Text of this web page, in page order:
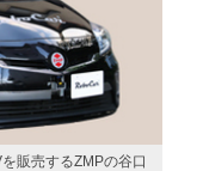
販売するZMPの谷口